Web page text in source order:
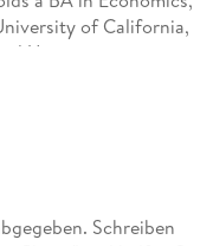
of California,
University.
Schreiben